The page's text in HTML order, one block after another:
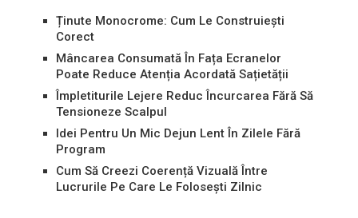
Ținute Monocrome: Cum Le Construiești
Corect
Mâncarea Consumată În Fața Ecranelor
Poate Reduce Atenția Acordată Sațietății
Împletiturile Lejere Reduc Încurcarea Fără Să
Tensioneze Scalpul
Idei Pentru Un Mic Dejun Lent În Zilele Fără
Program
Cum Să Creezi Coerență Vizuală Între
Lucrurile Pe Care Le Folosești Zilnic